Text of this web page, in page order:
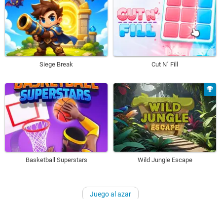
Siege Break Cut N´ Fill
Basketball Superstars Wild Jungle Escape
Juego al azar